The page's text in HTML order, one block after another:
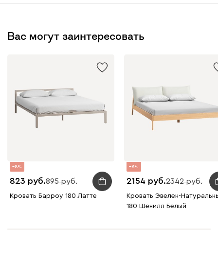
Вас могут заинтересовать
8
823 895
Кровать Барроу 180 Латте
8
2154 2342
Кровать Эвелен-
180 Шенилл Белый